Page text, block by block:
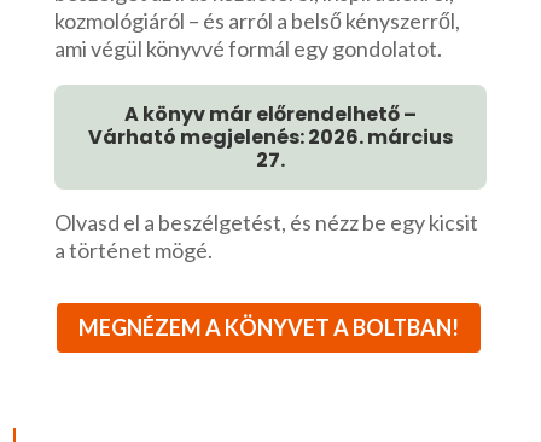
kozmológiáról – és arról a belső kényszerről,
ami végül könyvvé formál egy gondolatot.
A könyv már előrendelhető –
Várható megjelenés: 2026. március
27.
Olvasd el a beszélgetést, és nézz be egy kicsit
a történet mögé.
MEGNÉZEM A KÖNYVET A BOLTBAN!